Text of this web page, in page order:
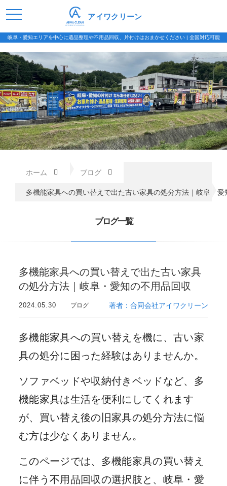
岐阜・愛知エリアを中心に遺品整理や不用品回収、片付けはおまかせください | 全国対応可能
アイワクリーン
ホーム ブログ
多機能家具への買い替えで出た古い家具の処分方法｜岐阜・愛
ブログ一覧
多機能家具への買い替えで出た古い家具
の処分方法｜岐阜・愛知の不用品回収
2024.05.30 ブログ 著者：合同会社アイワクリーン
多機能家具への買い替えを機に、古い家
具の処分に困った経験はありませんか。
ソファベッドや収納付きベッドなど、多
機能家具は生活を便利にしてくれます
が、買い替え後の旧家具の処分方法に悩
む方は少なくありません。
このページでは、多機能家具の買い替え
に伴う不用品回収の選択肢と、岐阜・愛